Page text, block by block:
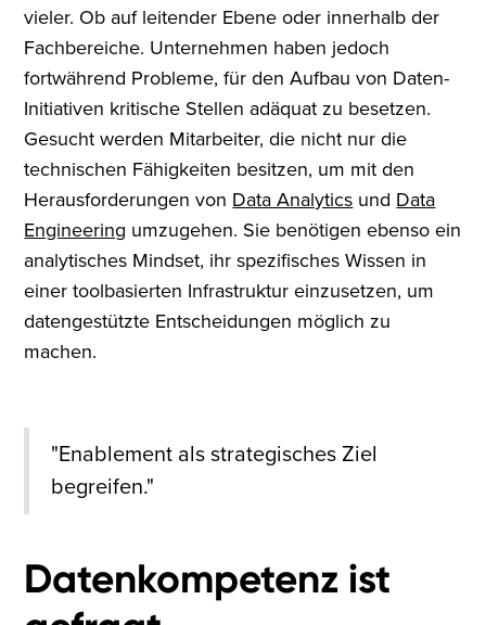
vieler. Ob auf leitender Ebene oder innerhalb der
Fachbereiche. Unternehmen haben jedoch
fortwährend Probleme, für den Aufbau von Daten-
Initiativen kritische Stellen adäquat zu besetzen.
Gesucht werden Mitarbeiter, die nicht nur die
technischen Fähigkeiten besitzen, um mit den
Herausforderungen von Data Analytics und Data
Engineering umzugehen. Sie benötigen ebenso ein
analytisches Mindset, ihr spezifisches Wissen in
einer toolbasierten Infrastruktur einzusetzen, um
datengestützte Entscheidungen möglich zu
machen.
"Enablement als strategisches Ziel
begreifen."
Datenkompetenz ist